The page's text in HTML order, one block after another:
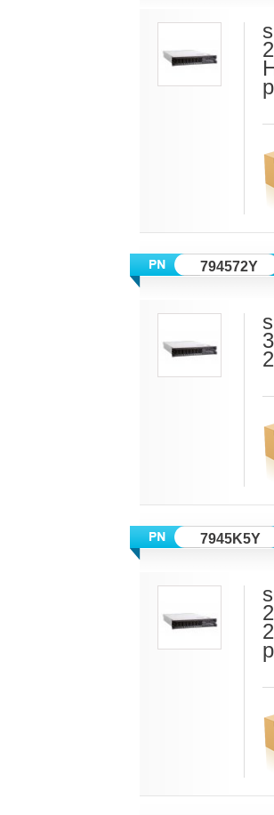
794572Y
7945K5Y